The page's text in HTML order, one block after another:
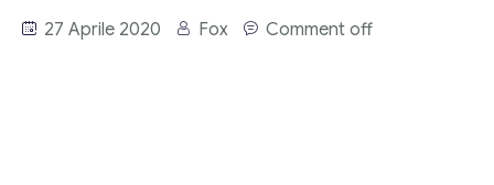
Consulenza del Lavoro
27 Aprile 2020 Fox Comment off